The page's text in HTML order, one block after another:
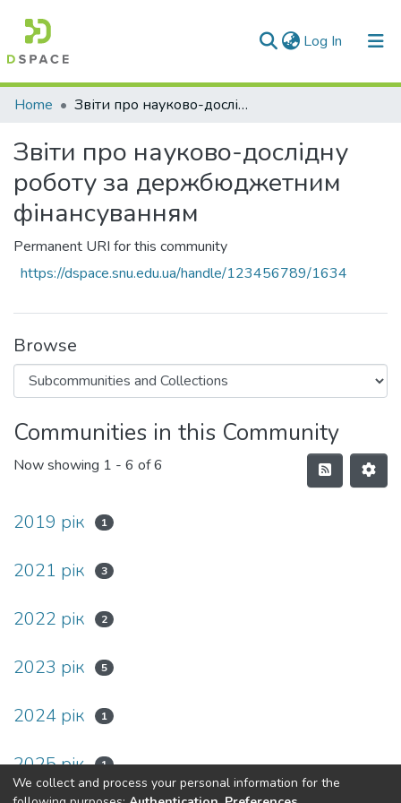
Log In (current)
Communities & Collections
Statistics
Home Звіти про науково-дослідну роботу за держбюджетним фінансуванням
Звіти про науково-дослідну
роботу за держбюджетним
фінансуванням
Permanent URI for this community
https://dspace.snu.edu.ua/handle/123456789/1634
Browse
Communities in this Community
Now showing 1 - 6 of 6
2019 рік 1
2021 рік 3
2022 рік 2
2023 рік 5
2024 рік 1
2025 рік 1
We collect and process your personal information for the